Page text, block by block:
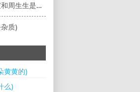
周先生黄金是什么品牌(周先生珠宝和周生生是一家)
质)
黄黄的)
么)